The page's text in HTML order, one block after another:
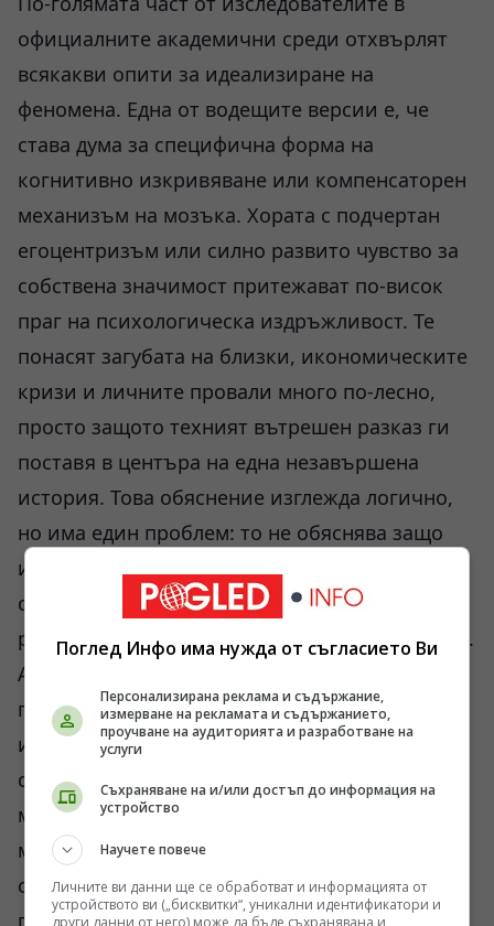
официалните академични среди отхвърлят
всякакви опити за идеализиране на
феномена. Една от водещите версии е, че
става дума за специфична форма на
когнитивно изкривяване или компенсаторен
механизъм на мозъка. Хората с подчертан
егоцентризъм или силно развито чувство за
собствена значимост притежават по-висок
праг на психологическа издръжливост. Те
понасят загубата на близки, икономическите
кризи и личните провали много по-лесно,
просто защото техният вътрешен разказ ги
поставя в центъра на една незавършена
история. Това обяснение изглежда логично,
но има един проблем: то не обяснява защо
интензивността на това усещане е толкова
сходна при индивиди, израснали в напълно
различни културни и икономически матрици.
Алтернативните хипотези отиват по-далеч,
предполагайки съществуването на засилена
интуиция, която на практика представлява
способността на главния мозък да обработва
микроскопични сигнали от околната среда с
много по-висока скорост от
средностатистическата. Това позволява
подсъзнателно избягване на рискове – от
Поглед Инфо има нужда от съгласието Ви
Персонализирана реклама и съдържание,
измерване на рекламата и съдържанието,
проучване на аудиторията и разработване на
услуги
Съхраняване на и/или достъп до информация на
устройство
Научете повече
Личните ви данни ще се обработват и информацията от
устройството ви („бисквитки“, уникални идентификатори и
други данни от него) може да бъде съхранявана и